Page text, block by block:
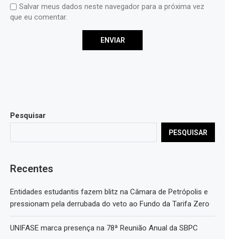
Salvar meus dados neste navegador para a próxima vez
que eu comentar.
Pesquisar
PESQUISAR
Recentes
Entidades estudantis fazem blitz na Câmara de Petrópolis e
pressionam pela derrubada do veto ao Fundo da Tarifa Zero
UNIFASE marca presença na 78ª Reunião Anual da SBPC